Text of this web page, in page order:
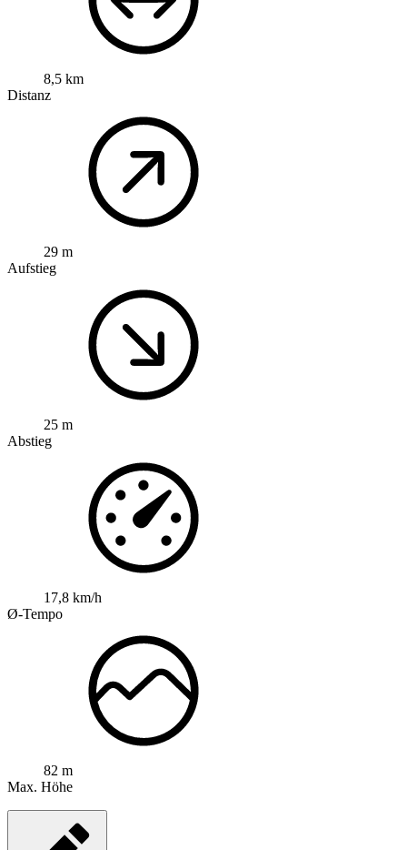
8,5 km
Distanz
29 m
Aufstieg
25 m
Abstieg
17,8 km/h
Ø-Tempo
82 m
Max. Höhe